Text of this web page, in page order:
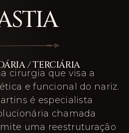
/ TERCIÁRIA
cirurgia que visa a
e funcional do nariz.
é especialista
chamada
uma reestruturação